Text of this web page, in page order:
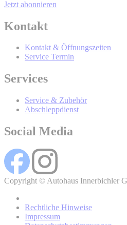
Wer wird Ihre Daten erhalten und
kontaktieren?
Jetzt abonnieren
Kontakt
Kontakt & Öffnungszeiten
Service Termin
Services
Service & Zubehör
Abschleppdienst
Social Media
Copyright © Autohaus Innerbichler
Rechtliche Hinweise
Impressum